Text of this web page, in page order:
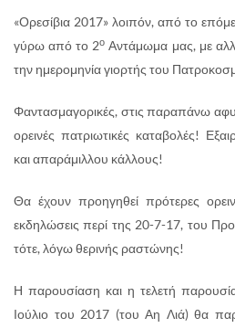
«Ορεσίβια 2017» λοιπόν, από το
γύρω από το 2ο Αντάμωμα μας, με
την ημερομηνία γιορτής του
Φαντασμαγορικές, στις παραπάνω
ορεινές πατριωτικές καταβολές!
και απαράμιλλου κάλλους!
Θα έχουν προηγηθεί πρότερες
εκδηλώσεις περί της 20-7-17, του
τότε, λόγω θερινής ραστώνης!
Η παρουσίαση και η τελετή
Ιούλιο του 2017 (του Αη Λιά) θα